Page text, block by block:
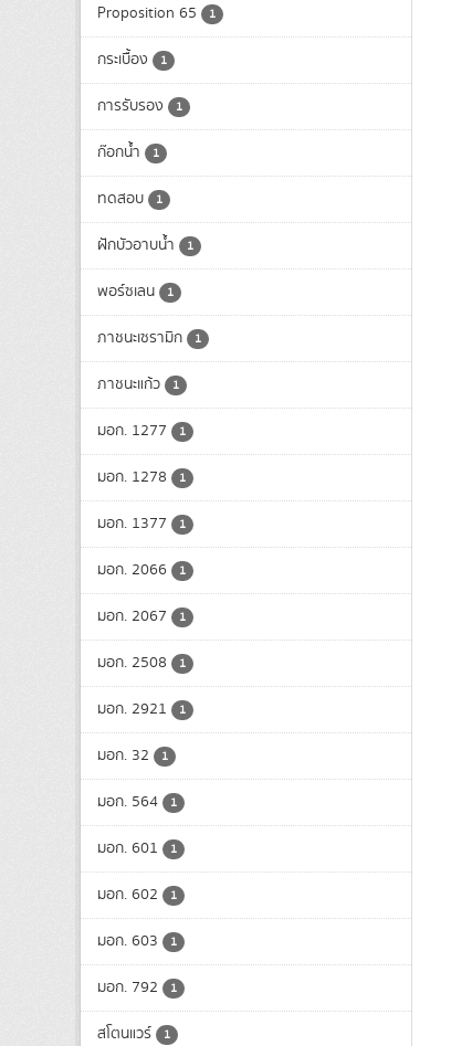
Proposition 65 1
กระเบื้อง 1
การรับรอง 1
ก๊อกน้ำ 1
ทดสอบ 1
ฝักบัวอาบน้ำ 1
พอร์ซเลน 1
ภาชนะเซรามิก 1
ภาชนะแก้ว 1
มอก. 1277 1
มอก. 1278 1
มอก. 1377 1
มอก. 2066 1
มอก. 2067 1
มอก. 2508 1
มอก. 2921 1
มอก. 32 1
มอก. 564 1
มอก. 601 1
มอก. 602 1
มอก. 603 1
มอก. 792 1
สโตนแวร์ 1